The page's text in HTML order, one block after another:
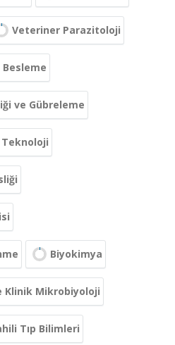
Veteriner Parazitoloji
ve Gübreleme
Biyokimya
Klinik Mikrobiyoloji
Tıp Bilimleri